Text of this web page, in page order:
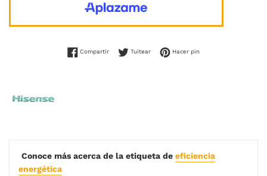
CompartirCompartir en Facebook
TuitearTuitear en Twitter
Hacer pinPinear en Pinterest
Conoce más acerca de la etiqueta de eficiencia
energética